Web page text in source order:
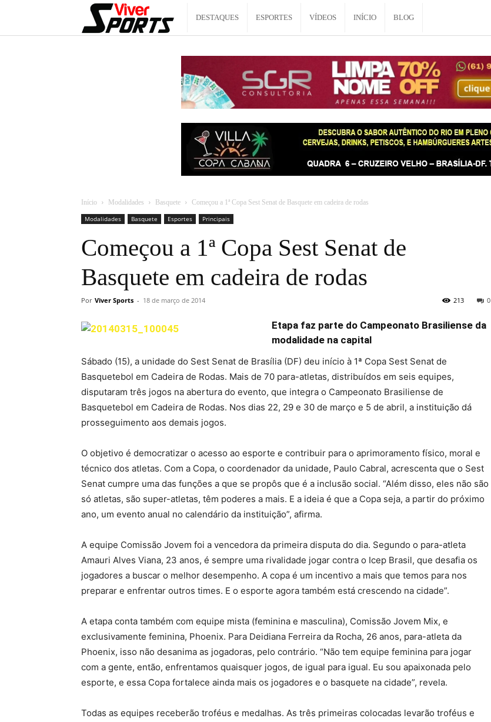
Viver
DESTAQUES ESPORTES VÍDEOS INÍCIO BLOG
Início Modalidades Basquete
Começou a 1ª Copa Sest Senat de Basquete em cadeira de rodas
Modalidades
Basquete Esportes Principais
Começou a 1ª Copa Sest Senat de
Basquete em cadeira de rodas
Por Viver Sports - 18 de março de 2014 0
213
Etapa faz parte do Campeonato Brasiliense da
modalidade na capital
Sábado (15), a unidade do Sest Senat de Brasília (DF) deu início à 1ª Copa Sest Senat de
Basquetebol em Cadeira de Rodas. Mais de 70 para-atletas, distribuídos em seis equipes,
disputaram três jogos na abertura do evento, que integra o Campeonato Brasiliense de
Basquetebol em Cadeira de Rodas. Nos dias 22, 29 e 30 de março e 5 de abril, a instituição dá
prosseguimento aos demais jogos.
O objetivo é democratizar o acesso ao esporte e contribuir para o aprimoramento físico, moral e
técnico dos atletas. Com a Copa, o coordenador da unidade, Paulo Cabral, acrescenta que o Sest
Senat cumpre uma das funções a que se propôs que é a inclusão social. “Além disso, eles não são
só atletas, são super-atletas, têm poderes a mais. E a ideia é que a Copa seja, a partir do próximo
ano, um evento anual no calendário da instituição”, afirma.
A equipe Comissão Jovem foi a vencedora da primeira disputa do dia. Segundo o para-atleta
Amauri Alves Viana, 23 anos, é sempre uma rivalidade jogar contra o Icep Brasil, que desafia os
jogadores a buscar o melhor desempenho. A copa é um incentivo a mais que temos para nos
preparar e enfrentar outros times. E o esporte agora também está crescendo na cidade”.
A etapa conta também com equipe mista (feminina e masculina), Comissão Jovem Mix, e
exclusivamente feminina, Phoenix. Para Deidiana Ferreira da Rocha, 26 anos, para-atleta da
Phoenix, isso não desanima as jogadoras, pelo contrário. “Não tem equipe feminina para jogar
com a gente, então, enfrentamos quaisquer jogos, de igual para igual. Eu sou apaixonada pelo
esporte, e essa Copa fortalece ainda mais os jogadores e o basquete na cidade”, revela.
Todas as equipes receberão troféus e medalhas. As três primeiras colocadas levarão troféus e